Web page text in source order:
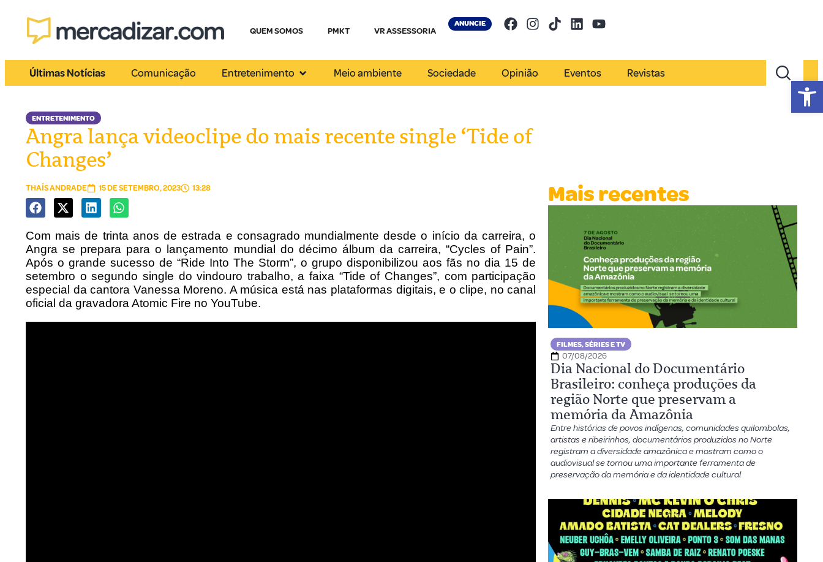
QUEM SOMOS PMKT VR ASSESSORIA
ANUNCIE
Últimas Notícias Comunicação Entretenimento Meio ambiente Sociedade Opinião Eventos Revistas
ENTRETENIMENTO
Angra lança videoclipe do mais recente single ‘Tide of
Changes’
THAÍS ANDRADE 15 DE SETEMBRO, 2023 13:28
Com mais de trinta anos de estrada e consagrado mundialmente desde o início da carreira, o
Angra se prepara para o lançamento mundial do décimo álbum da carreira, “Cycles of Pain”.
Após o grande sucesso de “Ride Into The Storm”, o grupo disponibilizou aos fãs no dia 15 de
setembro o segundo single do vindouro trabalho, a faixa “Tide of Changes”, com participação
especial da cantora Vanessa Moreno. A música está nas plataformas digitais, e o clipe, no canal
oficial da gravadora Atomic Fire no YouTube.
Mais recentes
FILMES, SÉRIES E TV
07/08/2026
Dia Nacional do Documentário
Brasileiro: conheça produções da
região Norte que preservam a
memória da Amazônia
Entre histórias de povos indígenas, comunidades quilombolas,
artistas e ribeirinhos, documentários produzidos no Norte
registram a diversidade amazônica e mostram como o
audiovisual se tornou uma importante ferramenta de
preservação da memória e da identidade cultural